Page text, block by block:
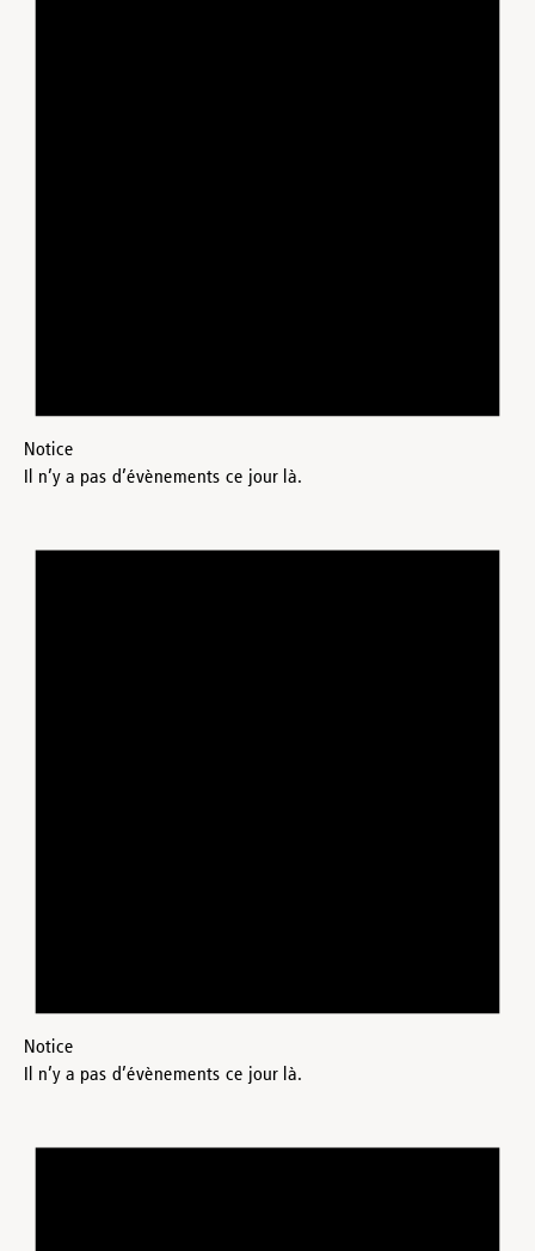
Notice
Il n’y a pas d’évènements ce jour là.
Notice
Il n’y a pas d’évènements ce jour là.